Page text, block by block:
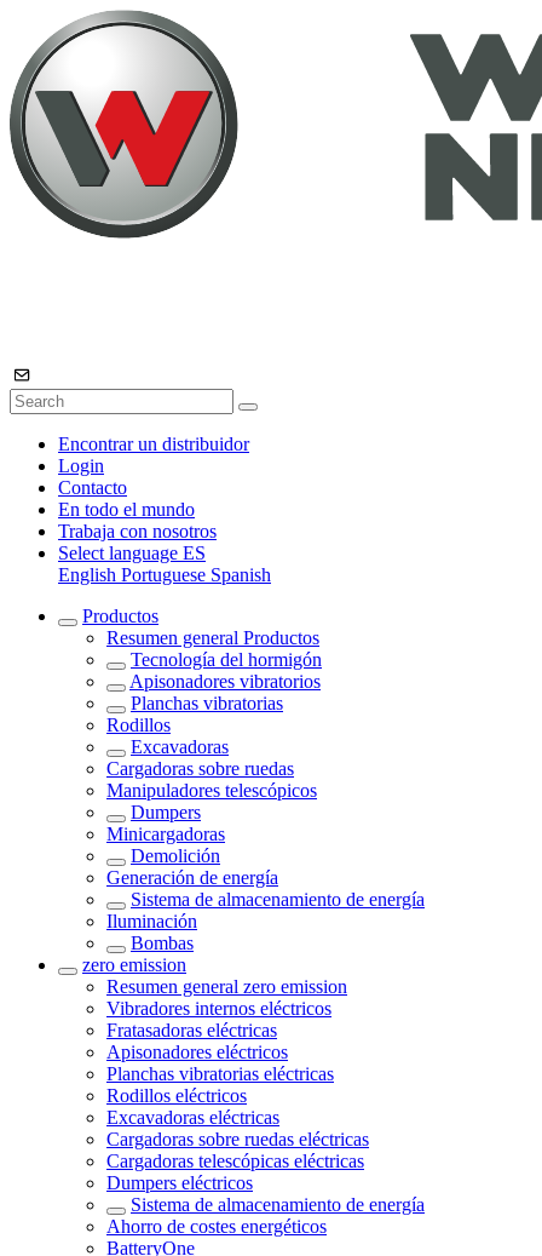
Encontrar un distribuidor
Login
Contacto
En todo el mundo
Trabaja con nosotros
Select language ES
English Portuguese Spanish
Productos
Resumen general Productos
Tecnología del hormigón
Apisonadores vibratorios
Planchas vibratorias
Rodillos
Excavadoras
Cargadoras sobre ruedas
Manipuladores telescópicos
Dumpers
Minicargadoras
Demolición
Generación de energía
Sistema de almacenamiento de energía
Iluminación
Bombas
zero emission
Resumen general zero emission
Vibradores internos eléctricos
Fratasadoras eléctricas
Apisonadores eléctricos
Planchas vibratorias eléctricas
Rodillos eléctricos
Excavadoras eléctricas
Cargadoras sobre ruedas eléctricas
Cargadoras telescópicas eléctricas
Dumpers eléctricos
Sistema de almacenamiento de energía
Ahorro de costes energéticos
BatteryOne